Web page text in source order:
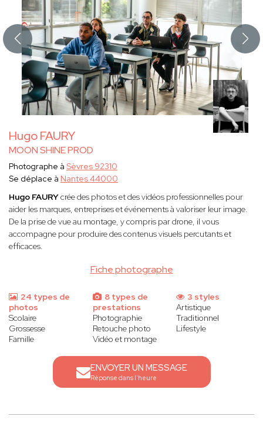
Hugo FAURY
MOON SHINE PROD
Fiche photographe
Photographe à Sèvres 92310
Se déplace à Nantes 44000
Hugo FAURYcrée des photos et des vidéos professionnelles pour
aider les marques, entreprises et événements à valoriser leur image.
De la prise de vue au montage, y compris par drone, il vous
accompagne pour produire des contenus visuels percutants et
efficaces.
24 types de
photos
Scolaire
Grossesse
Famille
8 types de
prestations
Photographie
Retouche photo
Vidéo et montage
3 styles
Artistique
Traditionnel
Lifestyle
ENVOYER UN MESSAGE
Réponse dans l'heure